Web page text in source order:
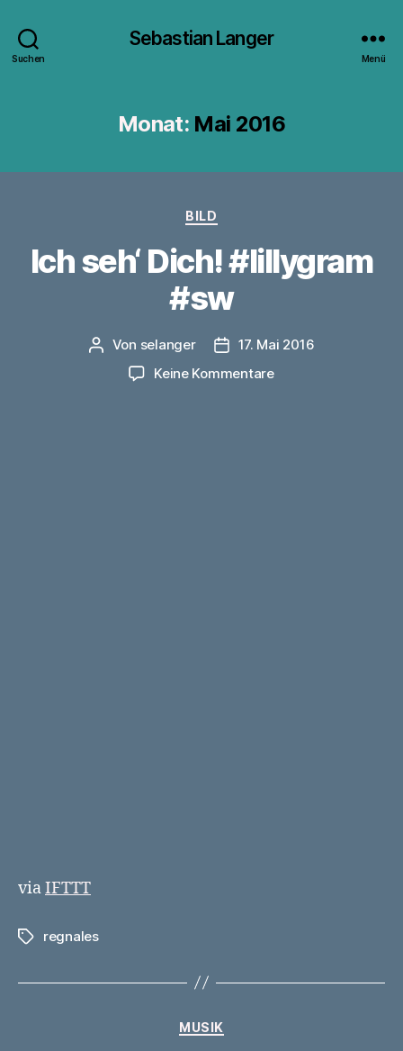
Suchen
Sebastian Langer
Menü
Monat: Mai 2016
Kategorien
BILD
Ich seh‘ Dich! #lillygram
#sw
Beitragsautor
Von selanger Veröffentlichungsdatum
17. Mai 2016
Keine Kommentarezu
viaIFTTT
Schlagwörter
regnales
Kategorien
MUSIK